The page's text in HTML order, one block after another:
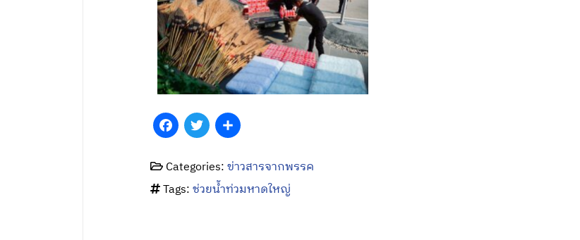
Facebook
TwitterShare
Categories:ข่าวสารจากพรรค
Tags:ช่วยน้ำท่วมหาดใหญ่